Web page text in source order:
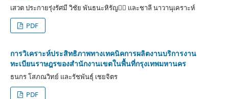
เสวต ประกายรุ่งรัศมี วิชัย พันธนะหิรัญ และชาลี นาวานุเคราะห์
PDF
การวิเคราะห์ประสิทธิภาพทางเทคนิคการผลิตงานบริการงาน
ทะเบียนราษฎรของสำนักงานเขตในพื้นที่กรุงเทพมหานคร
ธนกร โสภณวิทย์ และรัชพันธุ์ เชยจิตร
PDF